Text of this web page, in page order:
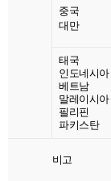
중국
대만
태국
인도네시아
베트남
말레이시아
필리핀
파키스탄
비고